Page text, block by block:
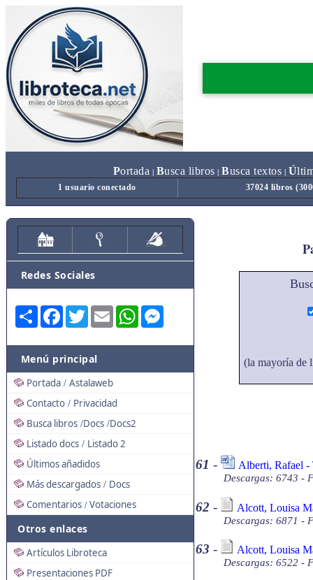
Portada Busca libros Busca textos Ú
1 usuario conectado 37024 libros
Redes Sociales
Share FacebookTwitterEmail WhatsApp
Menú principal
Portada / Astalaweb
Contacto / Privacidad
Busca libros /Docs /Docs2
Listado docs / Listado 2
Últimos añadidos
Más descargados / Docs
Comentarios / Votaciones
Otros enlaces
Artículos Libroteca
Presentaciones PDF
(la mayoría de
61 - Alberti, Rafael -
Descargas: 6743 -
62 - Alcott, Louisa
Descargas: 6871 -
63 - Alcott, Louisa
Descargas: 6522 -